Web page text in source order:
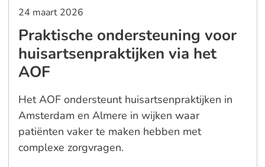
24 maart 2026
Praktische ondersteuning voor
huisartsenpraktijken via het
AOF
Het AOF ondersteunt huisartsenpraktijken in
Amsterdam en Almere in wijken waar
patiënten vaker te maken hebben met
complexe zorgvragen.